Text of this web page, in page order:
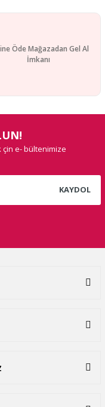
Öde Mağazadan Gel Al
İmkanı
e- bültenimize
KAYDOL